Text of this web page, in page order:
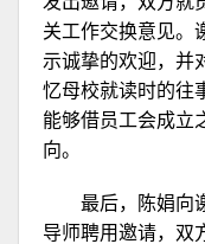
关工作交换意见。
示诚挚的欢迎，并
忆母校就读时的往
能够借员工会成立
向。
最后，陈娟向
导师聘用邀请，双